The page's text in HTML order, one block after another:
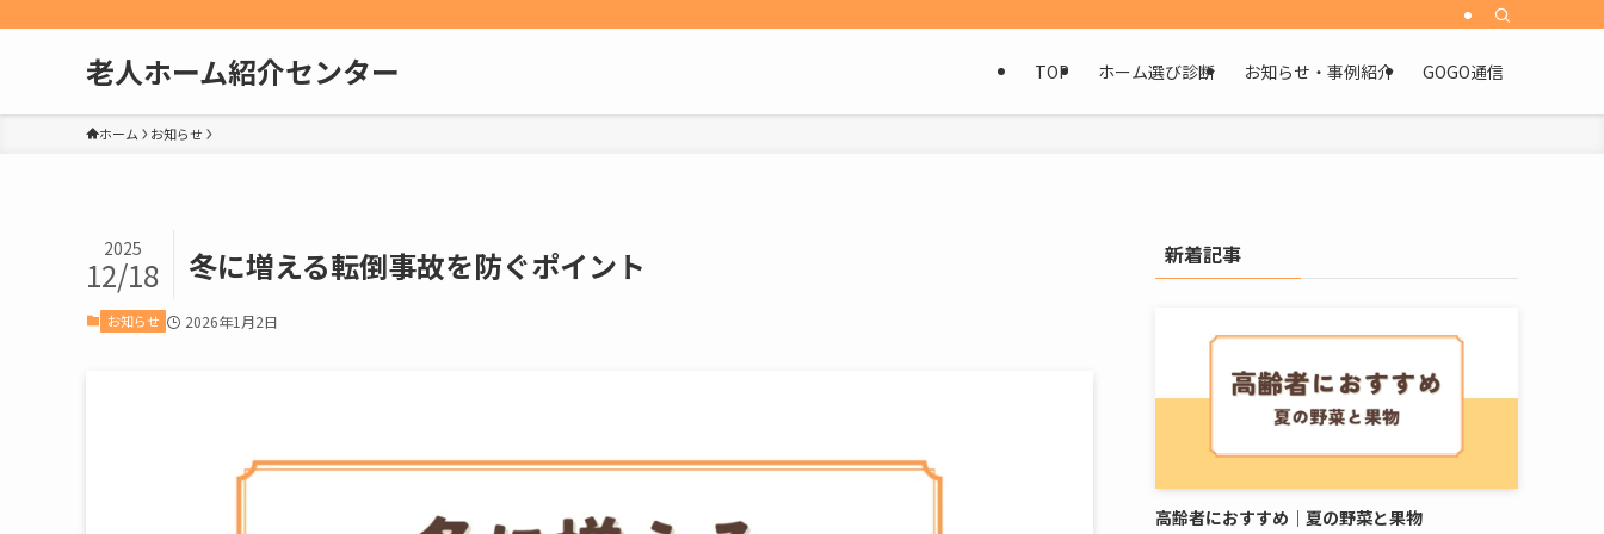
老人ホーム紹介センター TOP ホーム選び診断 お知らせ・事例紹介 GOGO通信
ホーム お知らせ
冬に増える転倒事故を防ぐポイント
2025
12/18
お知らせ 2026年1月2日
新着記事
高齢者におすすめ｜夏の野菜と果物